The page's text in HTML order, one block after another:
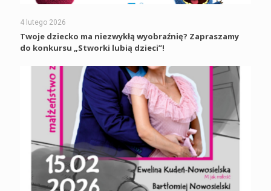
4 lutego 2026
Twoje dziecko ma niezwykłą wyobraźnię? Zapraszamy
do konkursu „Stworki lubią dzieci”!